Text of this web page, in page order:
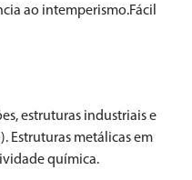
ao intemperismo.Fácil
estruturas industriais e
Estruturas metálicas em
química.